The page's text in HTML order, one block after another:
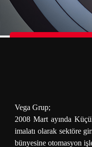
Vega Grup;
2008 Mart ayında
imalatı olarak sektöre
bünyesine otomasyon